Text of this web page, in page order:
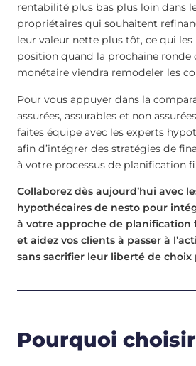
rentabilité plus bas plus loin dans
propriétaires qui souhaitent
leur valeur nette plus tôt, ce qui
position quand la prochaine ronde
monétaire viendra remodeler les
Pour vous appuyer dans la
assurées, assurables et non
faites équipe avec les experts
afin d’intégrer des stratégies de
à votre processus de planification
Collaborez dès aujourd’hui avec
hypothécaires de nesto pour
à votre approche de planification
et aidez vos clients à passer à
sans sacrifier leur liberté de choix
Pourquoi